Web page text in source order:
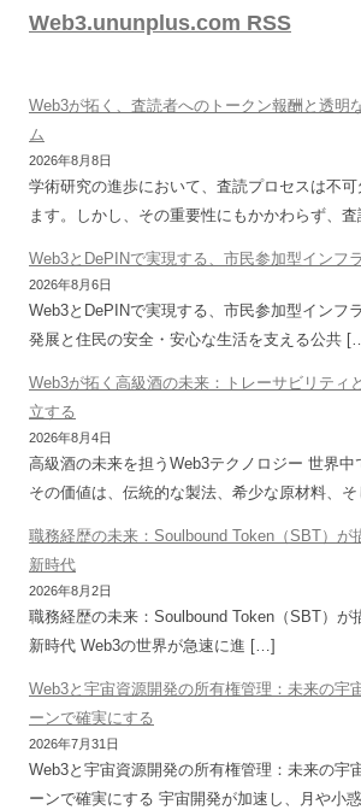
Web3.ununplus.com RSS
Web3が拓く、査読者へのトークン報酬と透明
ム
2026年8月8日
学術研究の進歩において、査読プロセスは不
ます。しかし、その重要性にもかかわらず、
Web3とDePINで実現する、市民参加型インフ
2026年8月6日
Web3とDePINで実現する、市民参加型インフ
発展と住民の安全・安心な生活を支える公共
Web3が拓く高級酒の未来：トレーサビリティ
立する
2026年8月4日
高級酒の未来を担うWeb3テクノロジー 世界中
その価値は、伝統的な製法、希少な原材料、
職務経歴の未来：Soulbound Token（SBT）が
新時代
2026年8月2日
職務経歴の未来：Soulbound Token（SBT）が
新時代 Web3の世界が急速に進 […]
Web3と宇宙資源開発の所有権管理：未来の宇
ーンで確実にする
2026年7月31日
Web3と宇宙資源開発の所有権管理：未来の宇
ーンで確実にする 宇宙開発が加速し、月や小